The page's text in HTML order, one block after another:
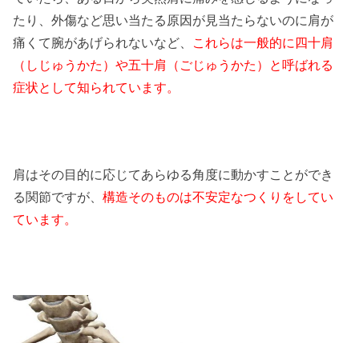
たり、外傷など思い当たる原因が見当たらないのに肩が
痛くて腕があげられないなど、 これらは一般的に四十肩
（しじゅうかた）や五十肩（ごじゅうかた）と呼ばれる
症状として知られています。
肩はその目的に応じてあらゆる角度に動かすことができ
る関節ですが、構造そのものは不安定なつくりをしてい
ています。